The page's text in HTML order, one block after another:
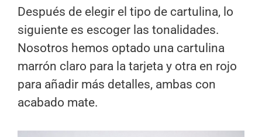
Después de elegir el tipo de cartulina, lo
siguiente es escoger las tonalidades.
Nosotros hemos optado una cartulina
marrón claro para la tarjeta y otra en rojo
para añadir más detalles, ambas con
acabado mate.